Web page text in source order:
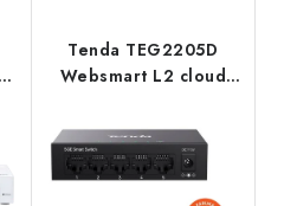
Tenda TEG2205D
Websmart L2 cloud
10/100/1000 Mbps,
Kov, Fanless - bez
ventilátorov 75012017